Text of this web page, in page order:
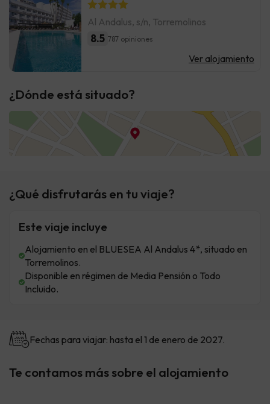
Al Andalus, s/n, Torremolinos
8.5 787 opiniones
Ver alojamiento
¿Dónde está situado?
¿Qué disfrutarás en tu viaje?
Este viaje incluye
Alojamiento en el BLUESEA Al Andalus 4*, situado en
Torremolinos.
Disponible en régimen de Media Pensión o Todo
Incluido.
Fechas para viajar: hasta el 1 de enero de 2027.
Te contamos más sobre el alojamiento